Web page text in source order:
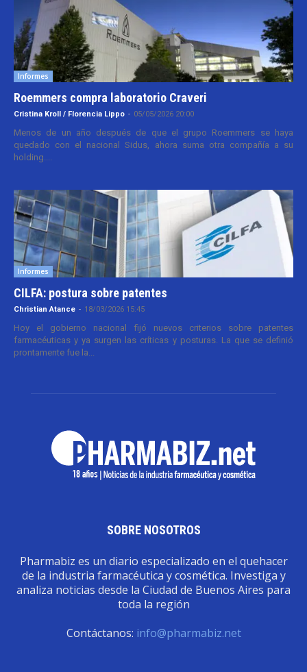
Informes
Roemmers compra laboratorio Craveri
Cristina Kroll / Florencia Lippo - 05/05/2026 20:00
Menos de un año después de que el grupo Roemmers se haya
quedado con el nacional Sidus, ahora suma otra compañía a su
holding....
Informes
CILFA: postura sobre patentes
Christian Atance - 18/03/2026 15:45
Hoy el gobierno nacional fijó nuevos criterios sobre patentes
farmacéuticas y ya surgen las críticas y posturas. La que se definió
prontamente fue la...
SOBRE NOSOTROS
Pharmabiz es un diario especializado en el quehacer
de la industria farmacéutica y cosmética. Investiga y
analiza noticias desde la Ciudad de Buenos Aires para
toda la región
Contáctanos: info@pharmabiz.net